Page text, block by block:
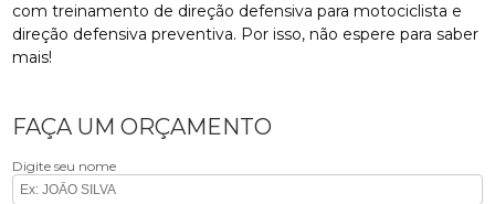
com treinamento de direção defensiva para motociclista e
direção defensiva preventiva. Por isso, não espere para saber
mais!
FAÇA UM ORÇAMENTO
Digite seu nome